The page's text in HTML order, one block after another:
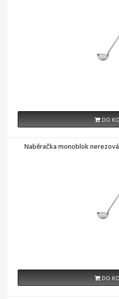
DO
Naběračka monoblok
DO